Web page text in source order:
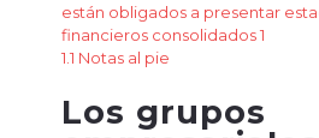
están obligados a presentar
financieros consolidados 1
1.1 Notas al pie
Los grupos